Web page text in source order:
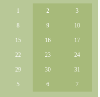
1 2 3
8 9 10
15 16 17
22 23 24
29 30 31
5 6 7